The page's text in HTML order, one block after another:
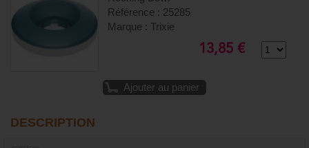
Référence : 25285
Marque : Trixie
13,85 €
Ajouter au panier
DESCRIPTION